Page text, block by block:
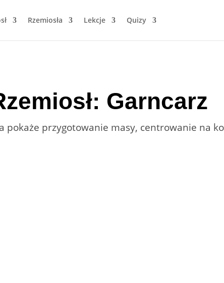
Rzemiosła Lekcje Quizy
Garncarz
przygotowanie masy, centrowanie na